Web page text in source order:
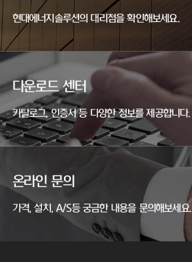
현대에너지솔루션의 대리점을 확인해보세요.
다운로드 센터
카탈로그, 인증서 등 다양한 정보를 제공합니다.
온라인 문의
가격, 설치, A/S등 궁금한 내용을 문의해보세요.